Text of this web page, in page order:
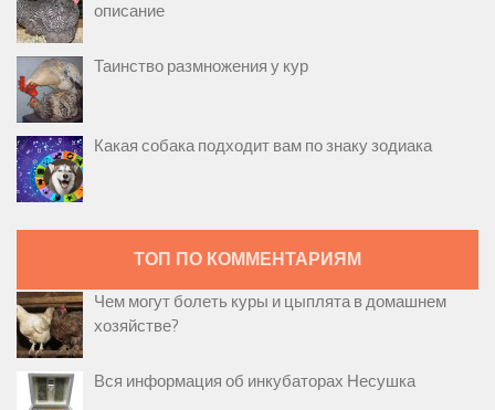
описание
Таинство размножения у кур
Какая собака подходит вам по знаку зодиака
ТОП ПО КОММЕНТАРИЯМ
Чем могут болеть куры и цыплята в домашнем
хозяйстве?
Вся информация об инкубаторах Несушка